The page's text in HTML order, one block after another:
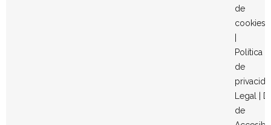
de
cookies
Política
de
Legal
de